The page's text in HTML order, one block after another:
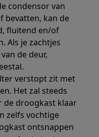
condensor van
bevatten, kan de
fluitend en/of
Als je zachtjes
de deur,
verstopt zit met
Het zal steeds
de droogkast klaar
zelfs vochtige
ontsnappen